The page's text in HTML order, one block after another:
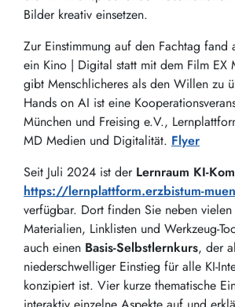
Bilder kreativ einsetzen.
Zur Einstimmung auf den Fachtag fand
ein Kino | Digital statt mit dem Film
gibt Menschlicheres als den Willen zu
Hands on AI ist eine
München und Freising e.V.,
MD Medien und Digitalität. Flyer
Seit Juli 2024 ist der Lernraum KI-
https://lernplattform.erzbistum-
verfügbar. Dort finden Sie neben
Materialien, Linklisten und Werkzeug-
auch einen Basis-Selbstlernkurs, der
niederschwelliger Einstieg für alle KI-
konzipiert ist. Vier kurze thematische